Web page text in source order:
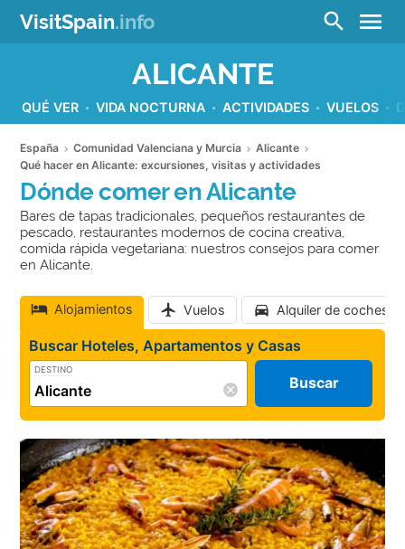
VisitSpain.info search menu
ALICANTE
QUÉ VER VIDA NOCTURNA ACTIVIDADES VUELOS
España Comunidad Valenciana y Murcia
Alicante
Qué hacer en Alicante: excursiones, visitas y actividades
Dónde comer en Alicante
Bares de tapas tradicionales, pequeños restaurantes de
pescado, restaurantes modernos de cocina creativa,
comida rápida vegetariana: nuestros consejos para comer
en Alicante.
Alojamientos Vuelos Alquiler de coches
Buscar Hoteles, Apartamentos y Casas
DESTINO
Buscar